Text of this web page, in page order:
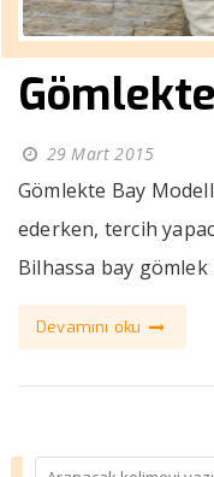
29 Mart 2015
Gömlekte Bay
ederken, tercih
Bilhassa bay gömlek
Devamını oku